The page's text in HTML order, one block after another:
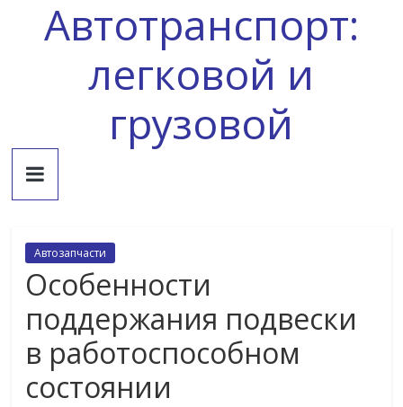
Автотранспорт:
легковой и
грузовой
Автозапчасти
Особенности
поддержания подвески
в работоспособном
состоянии